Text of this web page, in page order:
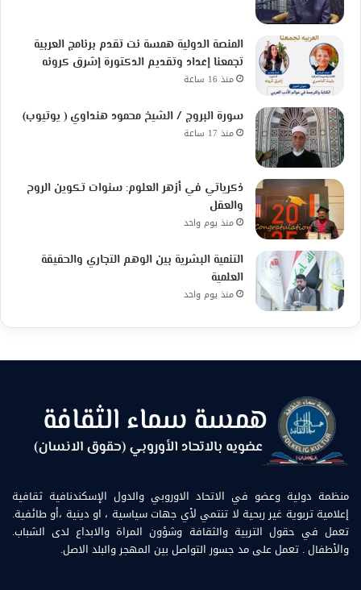
المنصة الدولية همسة نت تقدم برنامج العربية
تجمعنا إعداد وتقديم الدكتورة إشرق كرونه
منذ 16 ساعة
سورة البروج / الشيخ محمود هنداوي ( يوتيوب)
منذ 17 ساعة
ذكرياتي في أزهر العلوم: سنوات تكوين الروح
والعقل
منذ يوم واحد
التنمية البشرية بين الوهم التجاري والحقيقة
العلمية
منذ يوم واحد
منظمة دولية وعضو في الاتحاد الاوروبي والدول الإسكندنافية ثقافية
إعلامية تربوية غير ربحية لا تنتمي لأي جهات سياسية ، او دينية ،أو طائفية.
تعمل في حقول التربية والثقافة وشؤون المراة والابداع لدى الشباب.
والأطفال . تعمل على مد جسور التواصل بين المهجر والبلد الاصل.